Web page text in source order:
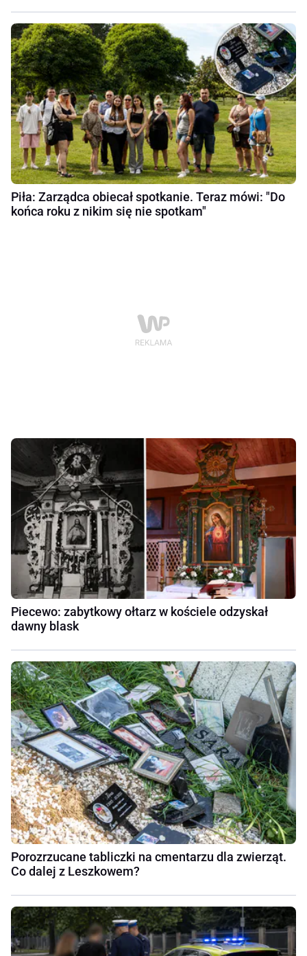
Piła: Zarządca obiecał spotkanie. Teraz mówi: "Do
końca roku z nikim się nie spotkam"
Piecewo: zabytkowy ołtarz w kościele odzyskał
dawny blask
Porozrzucane tabliczki na cmentarzu dla zwierząt.
Co dalej z Leszkowem?